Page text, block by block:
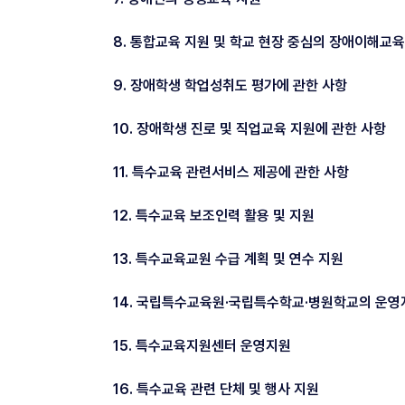
8. 통합교육 지원 및 학교 현장 중심의 장애이해교육
9. 장애학생 학업성취도 평가에 관한 사항
10. 장애학생 진로 및 직업교육 지원에 관한 사항
11. 특수교육 관련서비스 제공에 관한 사항
12. 특수교육 보조인력 활용 및 지원
13. 특수교육교원 수급 계획 및 연수 지원
14. 국립특수교육원·국립특수학교·병원학교의 운영
15. 특수교육지원센터 운영지원
16. 특수교육 관련 단체 및 행사 지원